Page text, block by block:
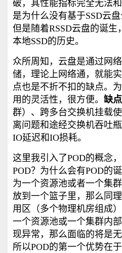
破，其性能指标完全无法
是为什么没有基于SSD云
但是随着RSSD云盘的诞生
本地SSD的历史。
众所周知，云盘是通过网
储，理论上网络通，就能
点也是不折不扣的缺点。为
用的灵活性，很方便。 缺点
群）、跨多台交换机挂载
离问题和途经交换机吞吐
IO延迟和IO损耗。
这里我引入了POD的概念
POD？为什么会有POD的
为一个资源池或者一个集
放到一个篮子里，那么同
用区（多个物理机房组成）
一个资源池或一个集群内
现异常，那么面临的将是
所以POD的第一个优势在于